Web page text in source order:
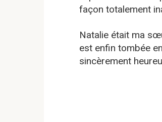
façon totalement
Natalie était ma
est enfin tombée
sincèrement